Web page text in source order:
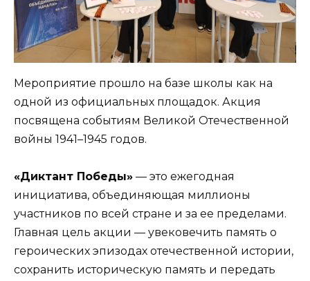
Мероприятие прошло на базе школы как на
одной из официальных площадок. Акция
посвящена событиям Великой Отечественной
войны 1941–1945 годов.
«Диктант Победы» — это ежегодная
инициатива, объединяющая миллионы
участников по всей стране и за ее пределами.
Главная цель акции — увековечить память о
героических эпизодах отечественной истории,
сохранить историческую память и передать